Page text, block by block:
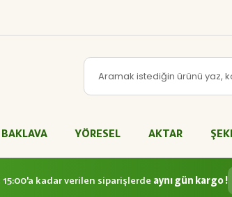
BAKLAVA YÖRESEL AKTAR
15:00'a kadar verilen siparişlerde aynı gün kargo !